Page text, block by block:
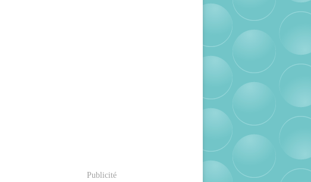
Publicité